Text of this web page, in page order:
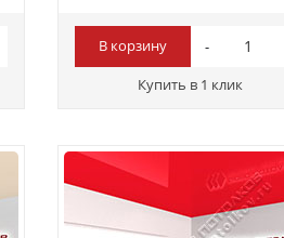
В корзину
Купить в 1 клик